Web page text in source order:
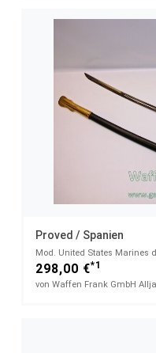
Proved / Spanien
Mod. United States Marines
298,00 €*1
von Waffen Frank GmbH